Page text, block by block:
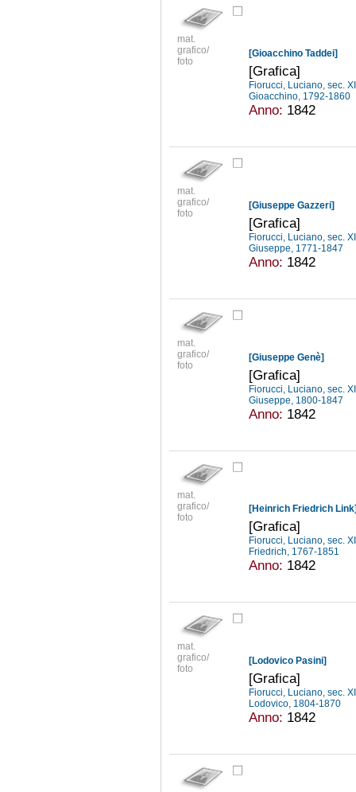
mat.
grafico/
foto
[Gioacchino Taddei]
[Grafica]
Fiorucci, Luciano, sec.
Gioacchino, 1792-1860
Anno: 1842
mat.
grafico/
foto
[Giuseppe Gazzeri]
[Grafica]
Fiorucci, Luciano, sec.
Giuseppe, 1771-1847
Anno: 1842
mat.
grafico/
foto
[Giuseppe Genè]
[Grafica]
Fiorucci, Luciano, sec.
Giuseppe, 1800-1847
Anno: 1842
mat.
grafico/
foto
[Heinrich Friedrich
[Grafica]
Fiorucci, Luciano, sec.
Friedrich, 1767-1851
Anno: 1842
mat.
grafico/
foto
[Lodovico Pasini]
[Grafica]
Fiorucci, Luciano, sec.
Lodovico, 1804-1870
Anno: 1842